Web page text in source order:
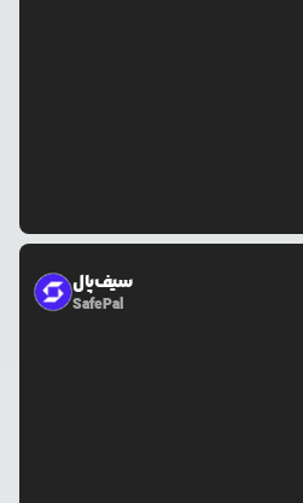
سیف‌پال
SafePal